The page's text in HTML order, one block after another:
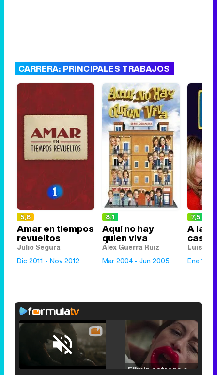
CARRERA: PRINCIPALES TRABAJOS
5,6
Amar en tiempos
revueltos
Julio Segura
Dic 2011 - Nov 2012
8,1
Aquí no hay
quien viva
Álex Guerra Ruiz
Mar 2004 - Jun 2005
7,5
A las
casa
Luis
Ene
Unmute /
Loaded:
25.30%